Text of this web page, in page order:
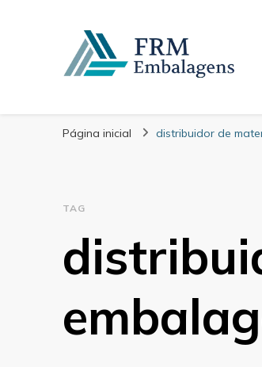
FRM
Página inicial distribuidor de
TAG